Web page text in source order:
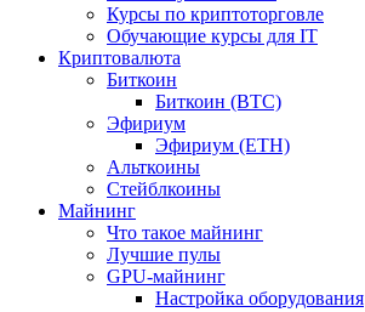
Курсы по криптоторговле
Обучающие курсы для IT
Криптовалюта
Биткоин
Биткоин (BTC)
Эфириум
Эфириум (ETH)
Альткоины
Стейблкоины
Майнинг
Что такое майнинг
Лучшие пулы
GPU-майнинг
Настройка оборудования